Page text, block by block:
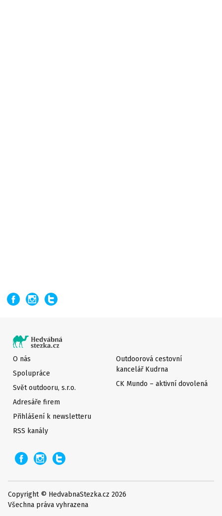
O nás
Spolupráce
Svět outdooru, s.r.o.
Adresáře firem
Přihlášení k newsletteru
Outdoorová cestovní
kancelář Kudrna
CK Mundo – aktivní dovolená
RSS kanály
Copyright © HedvabnaStezka.cz 2026
Všechna práva vyhrazena